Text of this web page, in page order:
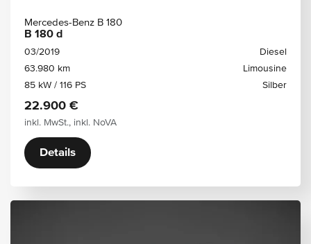
Mercedes-Benz B 180
B 180 d
03/2019
Diesel
63.980 km
Limousine
85 kW / 116 PS
Silber
22.900 €
inkl. MwSt., inkl. NoVA
Details